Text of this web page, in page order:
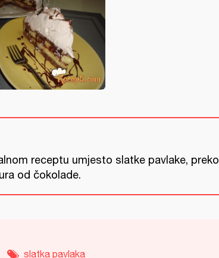
receptu umjesto slatke pavlake, preko
od čokolade.
slatka pavlaka